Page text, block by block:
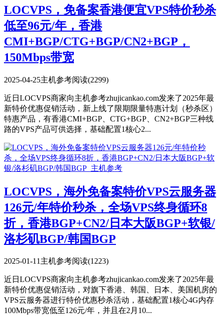
LOCVPS，免备案香港便宜VPS特价秒杀
低至96元/年，香港
CMI+BGP/CTG+BGP/CN2+BGP，
150Mbps带宽
2025-04-25主机参考阅读(2299)
近日LOCVPS商家向主机参考zhujicankao.com发来了2025年最
新特价优惠促销活动，新上线了限期限量特惠计划（秒杀区）
特惠产品，有香港CMI+BGP、CTG+BGP、CN2+BGP三种线
路的VPS产品可供选择，基础配置1核心2...
LOCVPS，海外免备案特价VPS云服务器
126元/年特价秒杀，全场VPS终身循环8
折，香港BGP+CN2/日本大阪BGP+软银/
洛杉矶BGP/韩国BGP
2025-01-11主机参考阅读(1223)
近日LOCVPS商家向主机参考zhujicankao.com发来了2025年最
新特价优惠促销活动，对旗下香港、韩国、日本、美国机房的
VPS云服务器进行特价优惠秒杀活动，基础配置1核心4G内存
100Mbps带宽低至126元/年，并且在2月10...